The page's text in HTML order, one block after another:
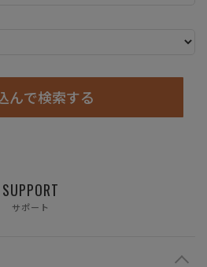
んで検索する
SUPPORT
サポート